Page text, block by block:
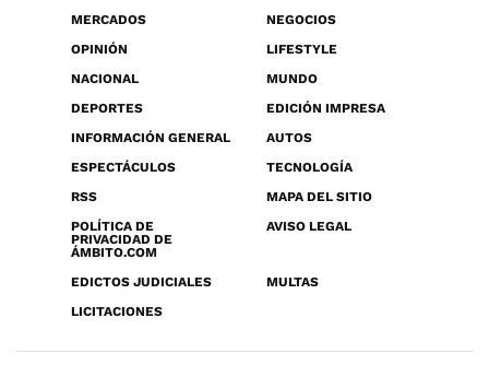
MERCADOS
NEGOCIOS
OPINIÓN
LIFESTYLE
NACIONAL
MUNDO
DEPORTES
EDICIÓN IMPRESA
INFORMACIÓN GENERAL
AUTOS
ESPECTÁCULOS
TECNOLOGÍA
RSS
MAPA DEL SITIO
POLÍTICA DE
PRIVACIDAD DE
ÁMBITO.COM
AVISO LEGAL
EDICTOS JUDICIALES
MULTAS
LICITACIONES